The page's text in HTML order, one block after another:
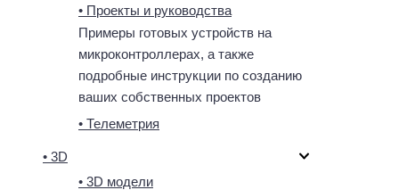
• Проекты и руководства
Примеры готовых устройств на
микроконтроллерах, а также
подробные инструкции по созданию
ваших собственных проектов
• Телеметрия
• 3D
• 3D модели